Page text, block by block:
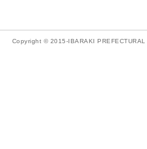
Copyright © 2015-IBARAKI PREFECTURAL